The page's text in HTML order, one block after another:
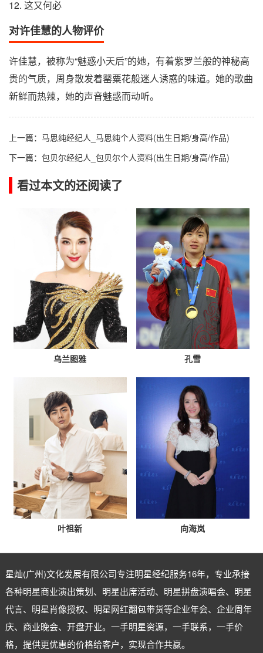
12. 这又何必
对许佳慧的人物评价
许佳慧，被称为“魅惑小天后”的她，有着紫罗兰般的神秘高
贵的气质，周身散发着罂粟花般迷人诱惑的味道。她的歌曲
新鲜而热辣，她的声音魅惑而动听。
上一篇： 马思纯经纪人_马思纯个人资料(出生日期/身高/作品)
下一篇： 包贝尔经纪人_包贝尔个人资料(出生日期/身高/作品)
看过本文的还阅读了
乌兰图雅 孔雪
叶祖新 向海岚
星灿(广州)文化发展有限公司专注明星经纪服务16年，专业承接
各种明星商业演出策划、明星出席活动、明星拼盘演唱会、明星
代言、明星肖像授权、明星网红翻包带货等企业年会、企业周年
庆、商业晚会、开盘开业。一手明星资源，一手联系，一手价
格，提供更优惠的价格给客户，实现合作共赢。